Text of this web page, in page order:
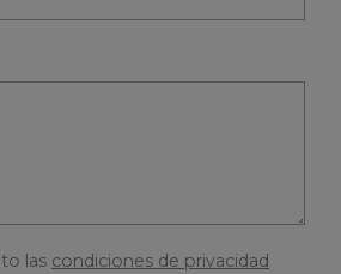
las condiciones de privacidad